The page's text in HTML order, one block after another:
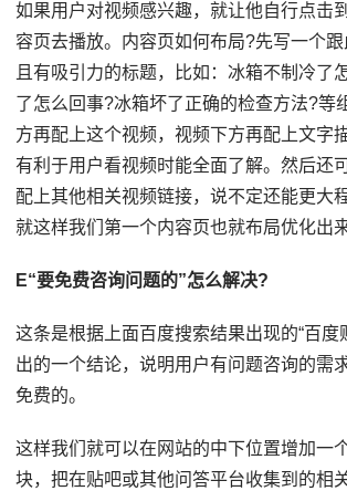
如果用户对视频感兴趣，就让他自行点击
容页去播放。内容页如何布局?先写一个
且有吸引力的标题，比如：冰箱不制冷了
了怎么回事?冰箱坏了正确的检查方法?等
方再配上这个视频，视频下方再配上文字
有利于用户看视频时能全面了解。然后还
配上其他相关视频链接，说不定还能更大
就这样我们第一个内容页也就布局优化出来
E“要免费咨询问题的”怎么解决?
这条是根据上面百度搜索结果出现的“百
出的一个结论，说明用户有问题咨询的需
免费的。
这样我们就可以在网站的中下位置增加一
块，把在贴吧或其他问答平台收集到的相